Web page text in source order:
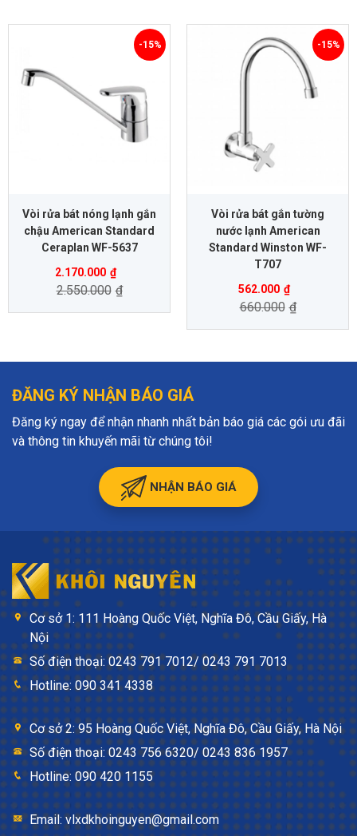
Vòi rửa bát nóng lạnh gắn
chậu American Standard
Ceraplan WF-5637
2.170.000 ₫
2.550.000 ₫
-15%
Vòi rửa bát gắn tường
nước lạnh American
Standard Winston WF-
T707
562.000 ₫
660.000 ₫
-15%
ĐĂNG KÝ NHẬN BÁO GIÁ
Đăng ký ngay để nhận nhanh nhất bản báo giá các gói ưu đãi
và thông tin khuyến mãi từ chúng tôi!
NHẬN BÁO GIÁ
Cơ sở 1: 111 Hoàng Quốc Việt, Nghĩa Đô, Cầu Giấy, Hà
Nội
Số điện thoại: 0243 791 7012/ 0243 791 7013
Hotline: 090 341 4338
Cơ sở 2: 95 Hoàng Quốc Việt, Nghĩa Đô, Cầu Giấy, Hà Nội
Số điện thoại: 0243 756 6320/ 0243 836 1957
Hotline: 090 420 1155
Email: vlxdkhoinguyen@gmail.com